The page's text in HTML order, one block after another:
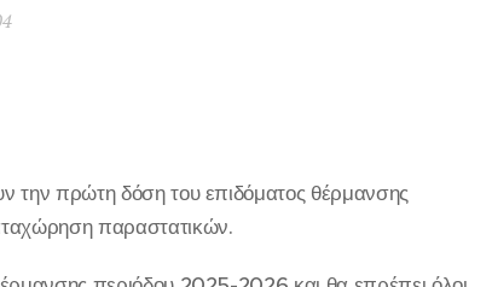
την πρώτη δόση του επιδόματος θέρμανσης
παραστατικών.